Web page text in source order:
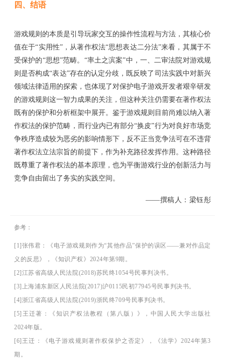
四、 结语
游戏规则的本质是引导玩家交互的操作性流程与方法，其核心价
值在于“实用性”，从著作权法“思想表达二分法”来看， 其属于不
受保护的“思想”范畴。 “率土之滨案”中，一、二审法院对游戏规
则是否构成“表达”存在的认定分歧 ，既反映了司法实践中对新兴
领域法律适用的探索 ，也体现了对保护电子游戏开发者艰辛研发
的游戏规则这一智力成果的关注，但这种关注仍需要在著作权法
既有的保护和分析框架中展开。鉴于游戏规则目前尚难以纳入著
作权法的保护范畴，而行业内已有部分“换皮”行为对良好市场竞
争秩序造成较为恶劣的影响情形下，反不正当竞争法可在不违背
著作权法立法宗旨的前提下，作为补充路径发挥作用。这种路径
既尊重了著作权法的基本原理，也为平衡游戏行业的创新活力与
竞争自由留出了务实的实践空间。
——撰稿人：梁钰彤
参考：
[1] 张伟君：《电子游戏规则作为“其他作品”保护的误区——兼对作品定
义的反思》，《知识产权》2024年第9期 。
[2] 江苏省高级人民法院(2018)苏民终1054号民事判决书。
[3] 上海浦东新区人民法院(2017)沪0115民初77945号民事判决书。
[4] 浙江省高级人民法院(2019)浙民终709号民事判决书。
[5] 王迁著 ：《知识产权法教程（第八版）》，中国人民大学出版社
2024年版。
[6] 王迁：《电子游戏规则著作权保护之否定》，《法学》2024年第3
期 。